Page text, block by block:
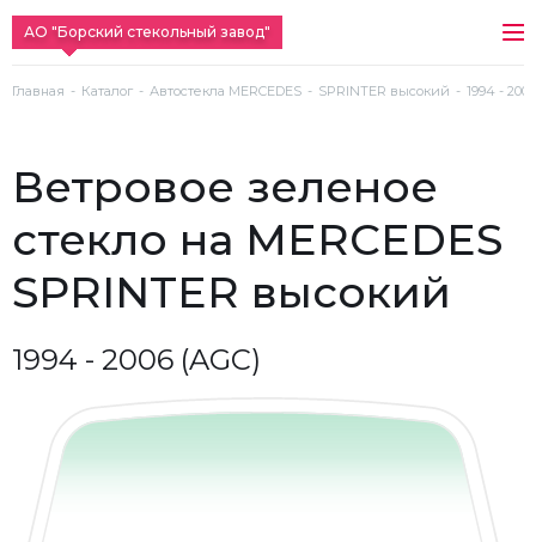
АО "Борский стекольный завод"
Главная Каталог Автостекла MERCEDES SPRINTER высокий 1994 -
ветровое зеленое
стекло на MERCEDES
SPRINTER высокий
1994 - 2006 (AGC)